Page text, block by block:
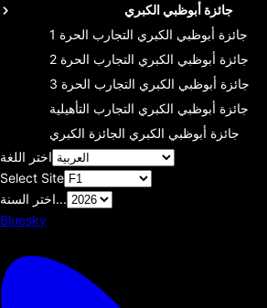
جائزة أبوظبي الكبري
جائزة أبوظبي الكبري التجارب الحرة 1
جائزة أبوظبي الكبري التجارب الحرة 2
جائزة أبوظبي الكبري التجارب الحرة 3
جائزة أبوظبي الكبري التجارب التأهيلية
جائزة أبوظبي الكبري الجائزة الكبري
اختر اللغة
Select Site
اختر السنة...
Bluesky